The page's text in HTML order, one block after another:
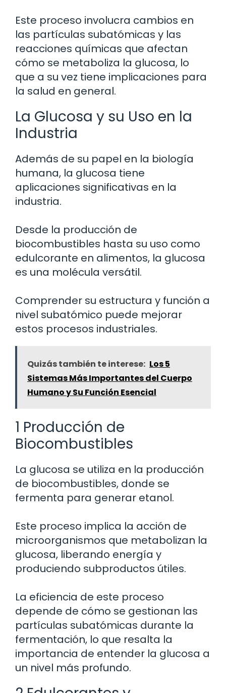
Este proceso involucra cambios en
las partículas subatómicas y las
reacciones químicas que afectan
cómo se metaboliza la glucosa, lo
que a su vez tiene implicaciones para
la salud en general.
La Glucosa y su Uso en la
Industria
Además de su papel en la biología
humana, la glucosa tiene
aplicaciones significativas en la
industria.
Desde la producción de
biocombustibles hasta su uso como
edulcorante en alimentos, la glucosa
es una molécula versátil.
Comprender su estructura y función a
nivel subatómico puede mejorar
estos procesos industriales.
Quizás también te interese: Los 5
Sistemas Más Importantes del Cuerpo
Humano y Su Función Esencial
1 Producción de
Biocombustibles
La glucosa se utiliza en la producción
de biocombustibles, donde se
fermenta para generar etanol.
Este proceso implica la acción de
microorganismos que metabolizan la
glucosa, liberando energía y
produciendo subproductos útiles.
La eficiencia de este proceso
depende de cómo se gestionan las
partículas subatómicas durante la
fermentación, lo que resalta la
importancia de entender la glucosa a
un nivel más profundo.